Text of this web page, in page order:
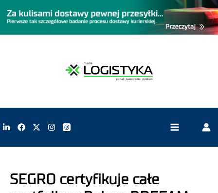
SEGRO certyfikuje całe